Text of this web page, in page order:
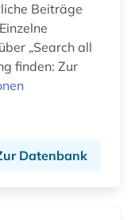
Beiträge
„Search all
finden: Zur
Datenbank